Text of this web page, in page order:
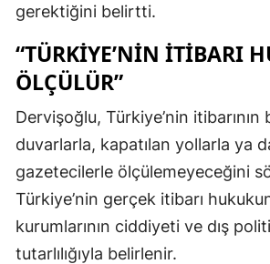
gerektiğini belirtti.
“TÜRKIYE’NIN İTIBARI
ÖLÇÜLÜR”
Dervişoğlu, Türkiye’nin itibarının
duvarlarla, kapatılan yollarla ya
gazetecilerle ölçülemeyeceğini
Türkiye’nin gerçek itibarı
kurumlarının ciddiyeti ve dış
tutarlılığıyla belirlenir.